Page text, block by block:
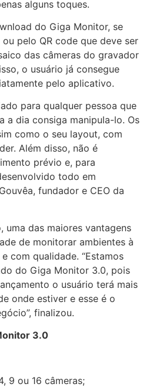
alguns toques.
do Giga Monitor, se
pelo QR code que deve ser
das câmeras do gravador
o usuário já consegue
pelo aplicativo.
para qualquer pessoa que
a dia consiga manipula-lo. Os
como o seu layout, com
Além disso, não é
prévio e, para
todo em
fundador e CEO da
uma das maiores vantagens
de monitorar ambientes à
com qualidade. “Estamos
do Giga Monitor 3.0, pois
o usuário terá mais
onde estiver e esse é o
finalizou.
3.0
9 ou 16 câmeras;